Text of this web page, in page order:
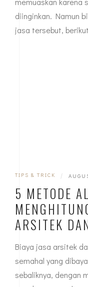
diinginkan. Namun
jasa tersebut,
TIPS & TRICK |
5 METODE
ARSITEK
Biaya jasa arsitek
semahal yang
sebaliknya, dengan